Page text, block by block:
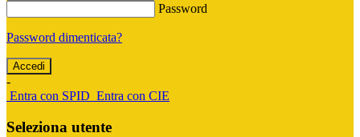
Password
Password dimenticata?
-
Entra con SPID Entra con CIE
Seleziona utente